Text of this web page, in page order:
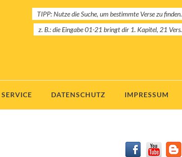
TIPP: Nutze die Suche, um bestimmte Verse zu finden.
z. B.: die Eingabe 01-21 bringt dir 1. Kapitel, 21 Vers.
SERVICE DATENSCHUTZ IMPRESSUM